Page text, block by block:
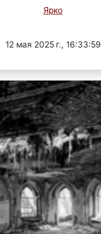
Ярко
12 мая 2025 г., 16:33:59